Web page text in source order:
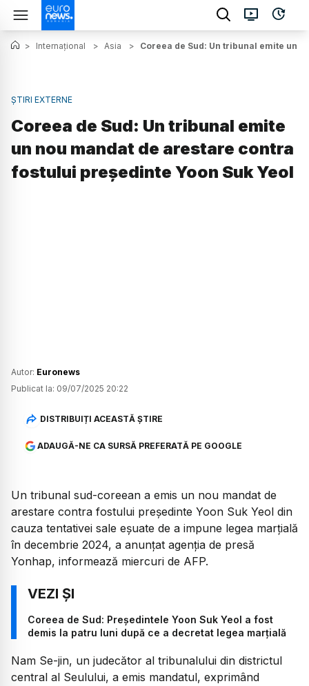
> Internațional > Asia > Coreea de Sud: Un tribunal emite un
ȘTIRI EXTERNE
Coreea de Sud: Un tribunal emite
un nou mandat de arestare contra
fostului președinte Yoon Suk Yeol
Autor: Euronews
Publicat la: 09/07/2025 20:22
DISTRIBUIȚI ACEASTĂ ȘTIRE
ADAUGĂ-NE CA SURSĂ PREFERATĂ PE GOOGLE
Un tribunal sud-coreean a emis un nou mandat de
arestare contra fostului președinte Yoon Suk Yeol din
cauza tentativei sale eșuate de a impune legea marțială
în decembrie 2024, a anunțat agenția de presă
Yonhap, informează miercuri de AFP.
Coreea de Sud: Președintele Yoon Suk Yeol a fost
demis la patru luni după ce a decretat legea marțială
Nam Se-jin, un judecător al tribunalului din districtul
central al Seulului, a emis mandatul, exprimând